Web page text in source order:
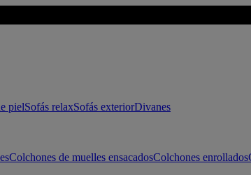
pielSofás relaxSofás exteriorDivanes
Colchones de muelles ensacadosColchones enrollados